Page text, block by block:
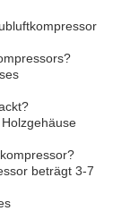
beträgt 3-7